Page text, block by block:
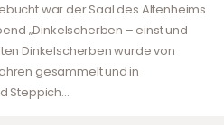
war der Saal des Altenheims
„Dinkelscherben – einst und
Dinkelscherben wurde von
gesammelt und in
Steppich…